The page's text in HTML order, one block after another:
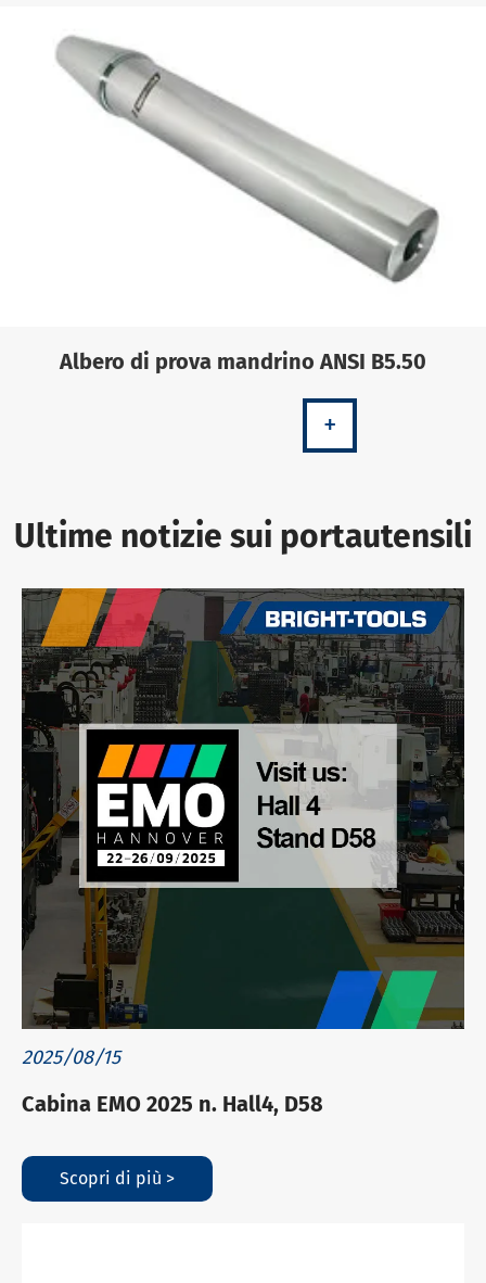
Albero di prova mandrino ANSI B5.50
+
Ultime notizie sui portautensili
2025/08/15
Cabina EMO 2025 n. Hall4, D58
Scopri di più >